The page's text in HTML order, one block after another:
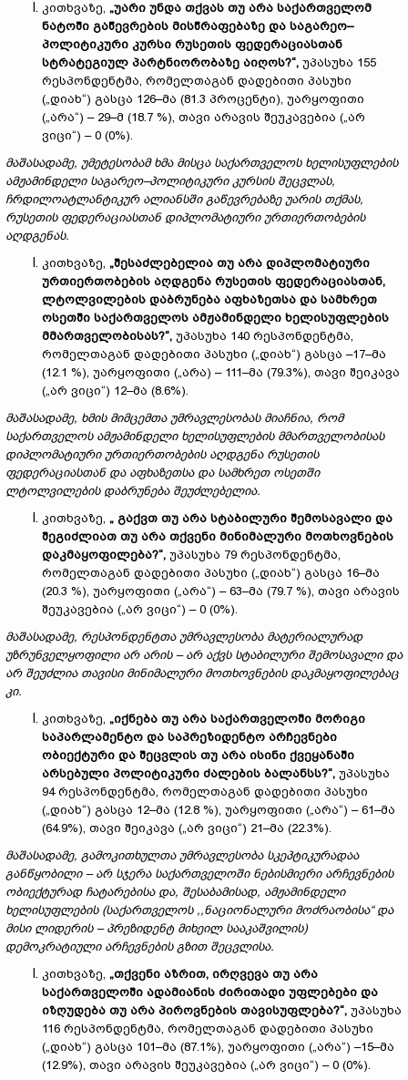
კითხვაზე, „უარი უნდა თქვას თუ არა საქართველომ
ნატოში გაწევრების მისწრაფებაზე და საგარეო–
პოლიტიკური კურსი რუსეთის ფედერაციასთან
სტრატეგიულ პარტნიორობაზე აიღოს?“, უპასუხა 155
რესპონდენტმა, რომელთაგან დადებითი პასუხი
(„დიახ“) გასცა 126–მა (81.3 პროცენტი), უარყოფითი
(„არა“) – 29–მ (18.7 %), თავი არავის შეუკავებია („არ
ვიცი“) – 0 (0%).
მაშასადამე, უმეტესობამ ხმა მისცა საქართველოს ხელისუფლების
ამჟამინდელი საგარეო–პოლიტიკური კურსის შეცვლას,
ჩრდილოატლანტიკურ ალიანსში გაწევრებაზე უარის თქმას,
რუსეთის ფედერაციასთან დიპლომატიური ურთიერთობების
აღდგენას.
კითხვაზე, „შესაძლებელია თუ არა დიპლომატიური
ურთიერთობების აღდგენა რუსეთის ფედერაციასთან,
ლტოლვილების დაბრუნება აფხაზეთსა და სამხრეთ
ოსეთში საქართველოს ამჟამინდელი ხელისუფლების
მმართველობისას?“, უპასუხა 140 რესპონდენტმა,
რომელთაგან დადებითი პასუხი („დიახ“) გასცა –17–მა
(12.1 %), უარყოფითი („არა) – 111–მა (79.3%), თავი შეიკავა
(„არ ვიცი“) 12–მა (8.6%).
მაშასადამე, ხმის მიმცემთა უმრავლესობას მიაჩნია, რომ
საქართველოს ამჟამინდელი ხელისუფლების მმართველობისას
დიპლომატიური ურთიერთობების აღდგენა რუსეთის
ფედერაციასთან და აფხაზეთსა და სამხრეთ ოსეთში
ლტოლვილების დაბრუნება შეუძლებელია.
კითხვაზე, „ გაქვთ თუ არა სტაბილური შემოსავალი და
შეგიძლიათ თუ არა თქვენი მინიმალური მოთხოვნების
დაკმაყოფილება?“, უპასუხა 79 რესპონდენტმა,
რომელთაგან დადებითი პასუხი („დიახ“) გასცა 16–მა
(20.3 %), უარყოფითი („არა“) – 63–მა (79.7 %), თავი არავის
შეუკავებია („არ ვიცი“) – 0 (0%).
მაშასადამე, რესპონდენტთა უმრავლესობა მატერიალურად
უზრუნველყოფილი არ არის – არ აქვს სტაბილური შემოსავალი და
არ შეუძლია თავისი მინიმალური მოთხოვნების დაკმაყოფილებაც
კი.
კითხვაზე, „იქნება თუ არა საქართველოში მორიგი
საპარლამენტო და საპრეზიდენტო არჩევნები
ობიექტური და შეცვლის თუ არა ისინი ქვეყანაში
არსებული პოლიტიკური ძალების ბალანსს?“, უპასუხა
94 რესპონდენტმა, რომელთაგან დადებითი პასუხი
(„დიახ“) გასცა 12–მა (12.8 %), უარყოფითი („არა“) – 61–მა
(64.9%), თავი შეიკავა („არ ვიცი“) 21–მა (22.3%).
მაშასადამე, გამოკითხულთა უმრავლესობა სკეპტიკურადაა
განწყობილი – არ სჯერა საქართველოში ნებისმიერი არჩევნების
ობიექტურად ჩატარებისა და, შესაბამისად, ამჟამინდელი
ხელისუფლების (საქართველოს ,,ნაციონალური მოძრაობისა“ და
მისი ლიდერის – პრეზიდენტ მიხეილ სააკაშვილის)
დემოკრატიული არჩევნების გზით შეცვლისა.
კითხვაზე, „თქვენი აზრით, ირღვევა თუ არა
საქართველოში ადამიანის ძირითადი უფლებები და
იზღუდება თუ არა პიროვნების თავისუფლება?“, უპასუხა
116 რესპონდენტმა, რომელთაგან დადებითი პასუხი
(„დიახ“) გასცა 101–მა (87.1%), უარყოფითი („არა“) –15–მა
(12.9%), თავი არავის შეუკავებია („არ ვიცი“) – 0 (0%).